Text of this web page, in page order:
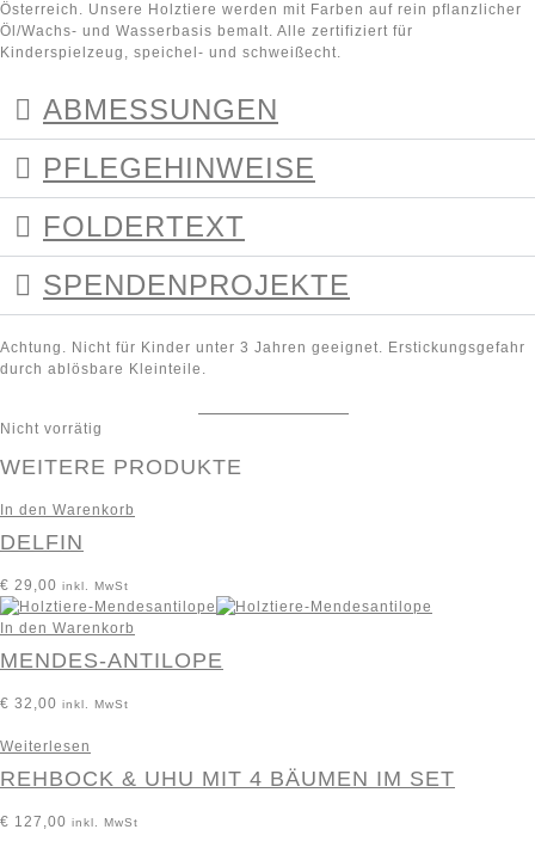
Österreich. Unsere Holztiere werden mit Farben auf rein pflanzlicher
Öl/Wachs- und Wasserbasis bemalt. Alle zertifiziert für
Kinderspielzeug, speichel- und schweißecht.
ABMESSUNGEN
PFLEGEHINWEISE
FOLDERTEXT
SPENDENPROJEKTE
Achtung. Nicht für Kinder unter 3 Jahren geeignet. Erstickungsgefahr
durch ablösbare Kleinteile.
Nicht vorrätig
WEITERE PRODUKTE
In den Warenkorb
DELFIN
€ 29,00 inkl. MwSt
In den Warenkorb
MENDES-ANTILOPE
€ 32,00 inkl. MwSt
Weiterlesen
REHBOCK & UHU MIT 4 BÄUMEN IM SET
€ 127,00 inkl. MwSt